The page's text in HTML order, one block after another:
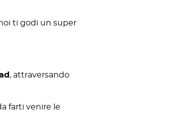
ti godi un super
, attraversando
farti venire le